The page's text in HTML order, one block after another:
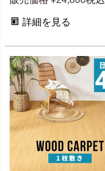
詳細を見る